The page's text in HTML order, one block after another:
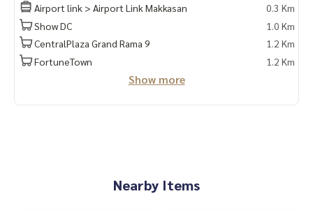
Airport link > Airport Link Makkasan
0.3 Km
Show DC
1.0 Km
CentralPlaza Grand Rama 9
1.2 Km
FortuneTown
1.2 Km
Show more
Nearby Items